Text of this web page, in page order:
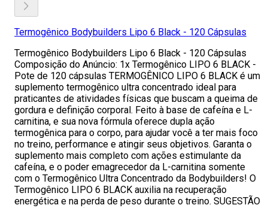
Termogênico Bodybuilders Lipo 6 Black - 120 Cápsulas
Termogênico Bodybuilders Lipo 6 Black - 120 Cápsulas
Composição do Anúncio: 1x Termogênico LIPO 6 BLACK -
Pote de 120 cápsulas TERMOGÊNICO LIPO 6 BLACK é um
suplemento termogênico ultra concentrado ideal para
praticantes de atividades físicas que buscam a queima de
gordura e definição corporal. Feito à base de cafeína e L-
carnitina, e sua nova fórmula oferece dupla ação
termogênica para o corpo, para ajudar você a ter mais foco
no treino, performance e atingir seus objetivos. Garanta o
suplemento mais completo com ações estimulante da
cafeína, e o poder emagrecedor da L-carnitina somente
com o Termogênico Ultra Concentrado da Bodybuilders! O
Termogênico LIPO 6 BLACK auxilia na recuperação
energética e na perda de peso durante o treino. SUGESTÃO